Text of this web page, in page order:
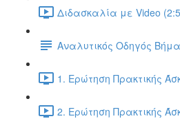
Διδασκαλία με Video
Αναλυτικός Οδηγός
1. Ερώτηση Πρακτικής
2. Ερώτηση Πρακτικής